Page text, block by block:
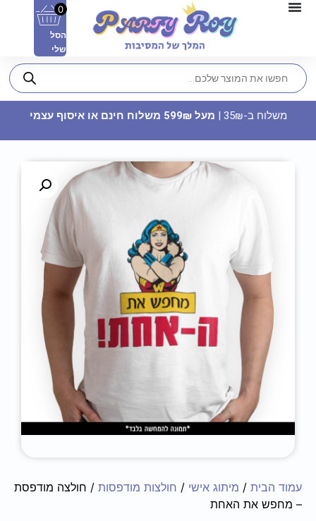
יח')
14.90₪
+
ADD
0
הסל
שלי
משלוח ב-35₪ | מעל 599₪ משלוח חינם או איסוף עצמי
עמוד הבית / מיתוג אישי / חולצות מודפסות / חולצה מודפסת
– מחפש את האחת